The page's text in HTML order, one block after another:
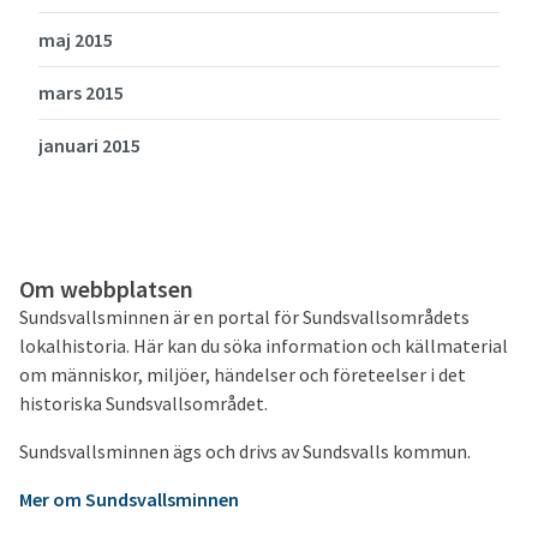
maj 2015
mars 2015
januari 2015
Om webbplatsen
Sundsvallsminnen är en portal för Sundsvallsområdets
lokalhistoria. Här kan du söka information och källmaterial
om människor, miljöer, händelser och företeelser i det
historiska Sundsvallsområdet.
Sundsvallsminnen ägs och drivs av Sundsvalls kommun.
Mer om Sundsvallsminnen